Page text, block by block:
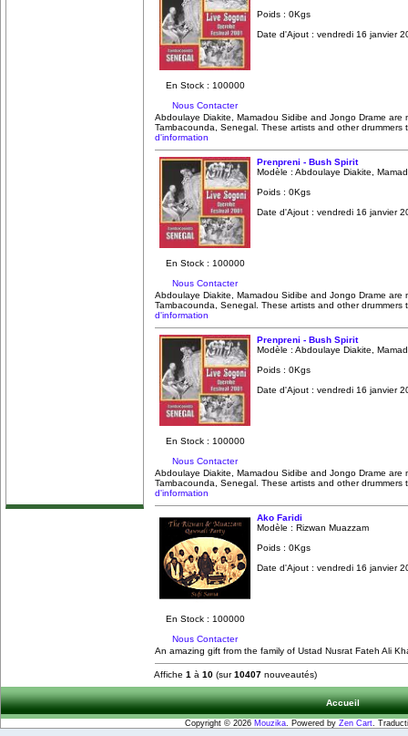
En Stock : 100000
Nous Contacter
Poids : 0Kgs
Date d'Ajout : vendredi 16 janvier
Abdoulaye Diakite, Mamadou Sidibe and Jongo Drame are
Tambacounda, Senegal. These artists and other drummers
d'information
En Stock : 100000
Nous Contacter
Prenpreni - Bush Spirit
Modèle : Abdoulaye Diakite,
Poids : 0Kgs
Date d'Ajout : vendredi 16 janvier
Abdoulaye Diakite, Mamadou Sidibe and Jongo Drame are
Tambacounda, Senegal. These artists and other drummers
d'information
En Stock : 100000
Nous Contacter
Prenpreni - Bush Spirit
Modèle : Abdoulaye Diakite,
Poids : 0Kgs
Date d'Ajout : vendredi 16 janvier
Abdoulaye Diakite, Mamadou Sidibe and Jongo Drame are
Tambacounda, Senegal. These artists and other drummers
d'information
En Stock : 100000
Nous Contacter
Ako Faridi
Modèle : Rizwan Muazzam
Poids : 0Kgs
Date d'Ajout : vendredi 16 janvier
An amazing gift from the family of Ustad Nusrat Fateh Ali
Affiche 1 à 10 (sur10407 nouveautés)
Accueil
Copyright © 2026 Mouzika. Powered by Zen Cart.